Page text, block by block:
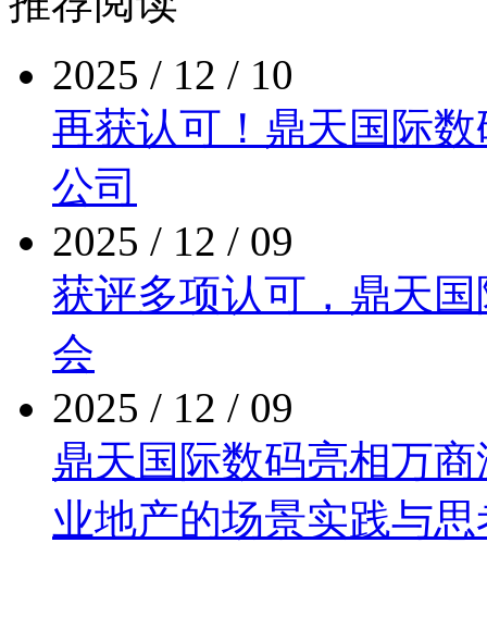
2025 / 12 / 10
再获认可！鼎天国
公司
2025 / 12 / 09
获评多项认可，鼎
会
2025 / 12 / 09
鼎天国际数码亮相万商
业地产的场景实践与思